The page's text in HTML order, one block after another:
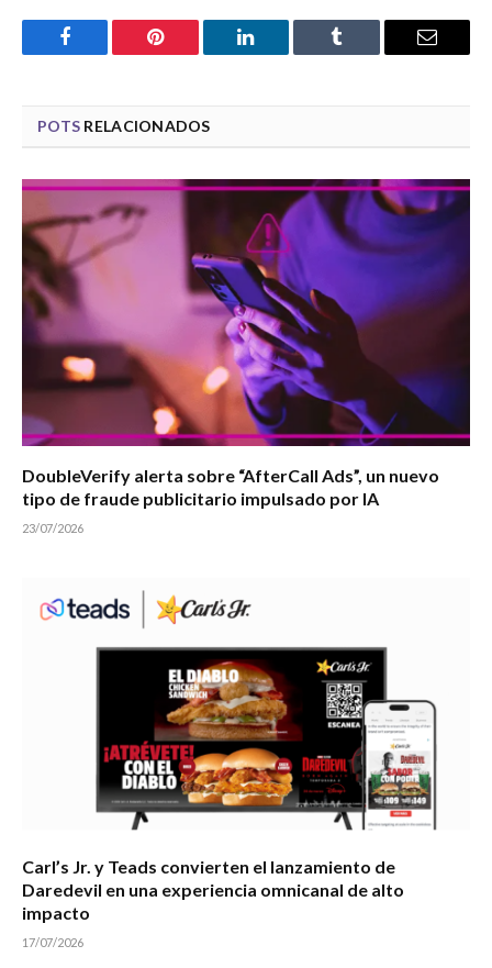
Facebook Pinterest LinkedIn Tumblr Email
POTS RELACIONADOS
DoubleVerify alerta sobre “AfterCall Ads”, un nuevo
tipo de fraude publicitario impulsado por IA
23/07/2026
Carl’s Jr. y Teads convierten el lanzamiento de
Daredevil en una experiencia omnicanal de alto
impacto
17/07/2026